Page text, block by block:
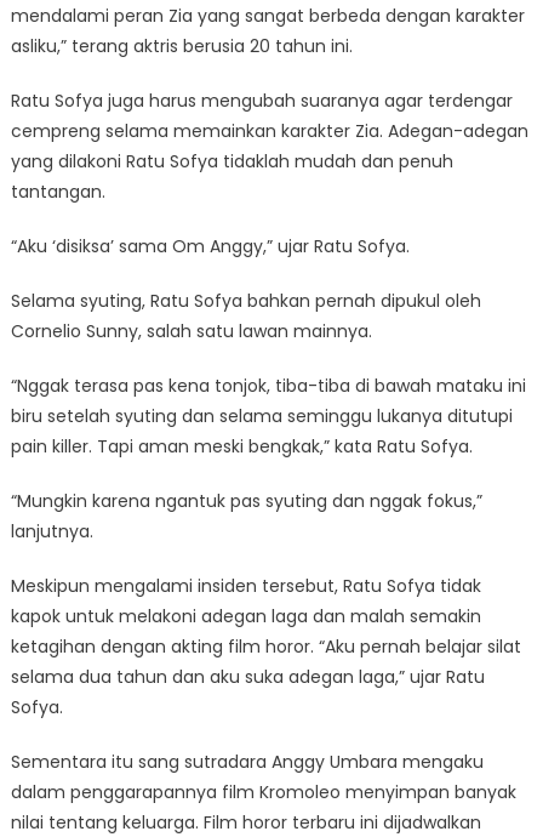
mendalami peran Zia yang sangat berbeda dengan karakter
asliku,” terang aktris berusia 20 tahun ini.
Ratu Sofya juga harus mengubah suaranya agar terdengar
cempreng selama memainkan karakter Zia. Adegan-adegan
yang dilakoni Ratu Sofya tidaklah mudah dan penuh
tantangan.
“Aku ‘disiksa’ sama Om Anggy,” ujar Ratu Sofya.
Selama syuting, Ratu Sofya bahkan pernah dipukul oleh
Cornelio Sunny, salah satu lawan mainnya.
“Nggak terasa pas kena tonjok, tiba-tiba di bawah mataku ini
biru setelah syuting dan selama seminggu lukanya ditutupi
pain killer. Tapi aman meski bengkak,” kata Ratu Sofya.
“Mungkin karena ngantuk pas syuting dan nggak fokus,”
lanjutnya.
Meskipun mengalami insiden tersebut, Ratu Sofya tidak
kapok untuk melakoni adegan laga dan malah semakin
ketagihan dengan akting film horor. “Aku pernah belajar silat
selama dua tahun dan aku suka adegan laga,” ujar Ratu
Sofya.
Sementara itu sang sutradara Anggy Umbara mengaku
dalam penggarapannya film Kromoleo menyimpan banyak
nilai tentang keluarga. Film horor terbaru ini dijadwalkan